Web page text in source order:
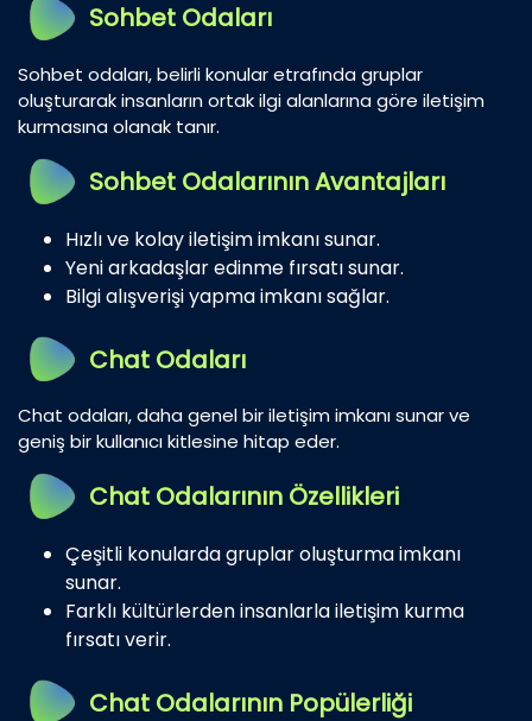
Sohbet Odaları
Sohbet odaları, belirli konular etrafında gruplar
oluşturarak insanların ortak ilgi alanlarına göre iletişim
kurmasına olanak tanır.
Sohbet Odalarının Avantajları
Hızlı ve kolay iletişim imkanı sunar.
Yeni arkadaşlar edinme fırsatı sunar.
Bilgi alışverişi yapma imkanı sağlar.
Chat Odaları
Chat odaları, daha genel bir iletişim imkanı sunar ve
geniş bir kullanıcı kitlesine hitap eder.
Chat Odalarının Özellikleri
Çeşitli konularda gruplar oluşturma imkanı
sunar.
Farklı kültürlerden insanlarla iletişim kurma
fırsatı verir.
Chat Odalarının Popülerliği